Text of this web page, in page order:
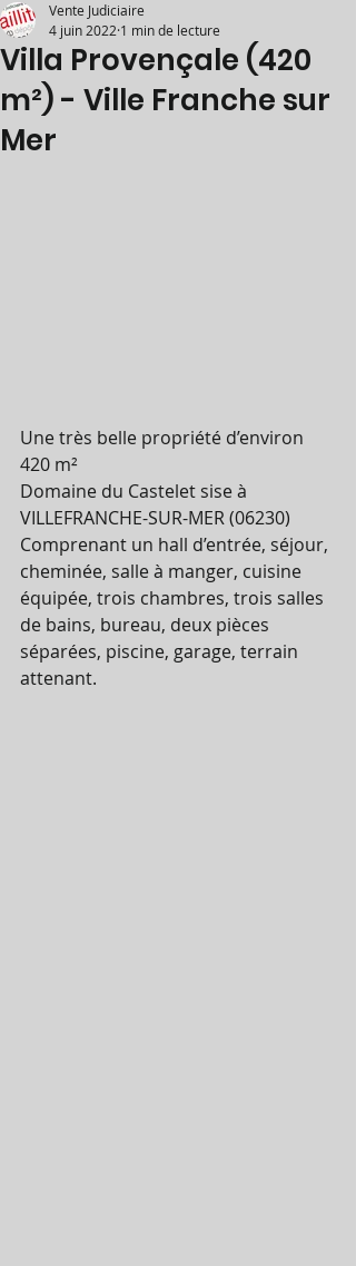
Villa Provençale (420
m²) - Ville Franche sur
Mer
Vente Judiciaire
4 juin 2022 1 min de lecture
Une très belle propriété d’environ
420 m²
Domaine du Castelet sise à
VILLEFRANCHE-SUR-MER (06230)
Comprenant un hall d’entrée, séjour,
cheminée, salle à manger, cuisine
équipée, trois chambres, trois salles
de bains, bureau, deux pièces
séparées, piscine, garage, terrain
attenant.